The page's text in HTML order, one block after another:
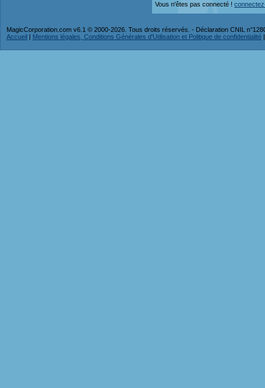
Vous n'êtes pas connecté !
MagicCorporation.com v6.1 © 2000-2026. Tous droits réservés. - Déclaration CNIL
Accueil | Mentions légales, Conditions Générales d'Utilisation et Politique de confidentialité